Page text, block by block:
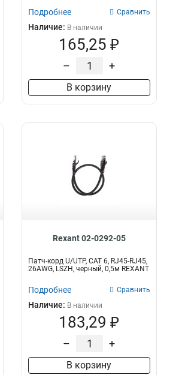
Подробнее Сравнить
Наличие: В наличии
165,25 ₽
– +
В корзину
Rexant 02-0292-05
Патч-корд U/UTP, CAT 6, RJ45-RJ45,
26AWG, LSZH, черный, 0,5м REXANT
Подробнее Сравнить
Наличие: В наличии
183,29 ₽
– +
В корзину